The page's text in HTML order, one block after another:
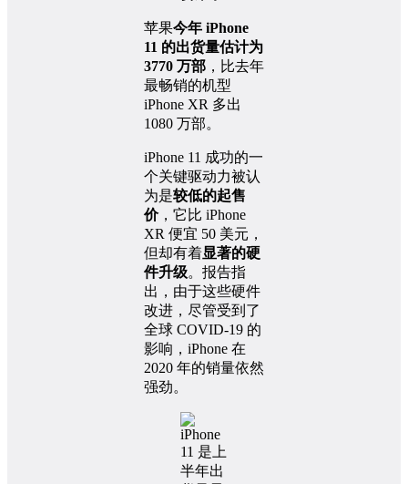
苹果今年 iPhone
11 的出货量估计为
3770 万部 ，比去年
最畅销的机型
iPhone XR 多出
1080 万部。
iPhone 11 成功的一
个关键驱动力被认
为是较低的起售
价，它比 iPhone
XR 便宜 50 美元，
但却有着显著的硬
件升级。报告指
出，由于这些硬件
改进，尽管受到了
全球 COVID-19 的
影响，iPhone 在
2020 年的销量依然
强劲。